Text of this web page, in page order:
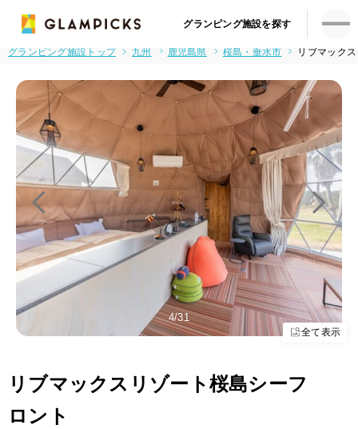
グランピング施設を探す
グランピング施設トップ 九州 鹿児島県 桜島・垂水市 リブマック
5/31
全て表示
リブマックスリゾート桜島シーフ
ロント